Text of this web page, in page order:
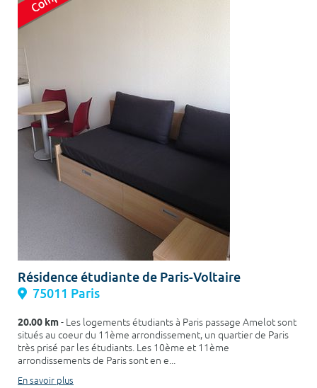
Résidence étudiante de Paris-Voltaire
75011 Paris
20.00 km- Les logements étudiants à Paris passage Amelot sont
situés au coeur du 11ème arrondissement, un quartier de Paris
très prisé par les étudiants. Les 10ème et 11ème
arrondissements de Paris sont en e...
En savoir plus